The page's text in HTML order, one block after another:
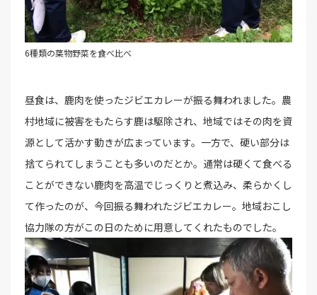
6種類の葉物野菜を食べ比べ
昼食は、鹿肉を使ったジビエカレーが振る舞われました。農
村地域に被害をもたらす鹿は駆除され、地域ではその肉を資
源として活かす動きが広まっています。一方で、硬い部分は
捨てられてしまうことも多いのだとか。通常は硬くて食べる
ことができない鹿肉を高温でじっくりと煮込み、柔らかくし
て作ったのが、今回振る舞われたジビエカレー。地域おこし
協力隊の方がこの日のために用意してくれたものでした。